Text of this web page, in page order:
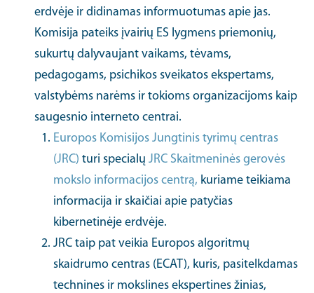
erdvėje ir didinamas informuotumas apie jas.
Komisija pateiks įvairių ES lygmens priemonių,
sukurtų dalyvaujant vaikams, tėvams,
pedagogams, psichikos sveikatos ekspertams,
valstybėms narėms ir tokioms organizacijoms kaip
saugesnio interneto centrai.
Europos Komisijos Jungtinis tyrimų centras
(JRC) turi specialųJRC Skaitmeninės gerovės
mokslo informacijos centrą, kuriame teikiama
informacija ir skaičiai apie patyčias
kibernetinėje erdvėje.
JRC taip pat veikia Europos algoritmų
skaidrumo centras (ECAT), kuris, pasitelkdamas
technines ir mokslines ekspertines žinias,